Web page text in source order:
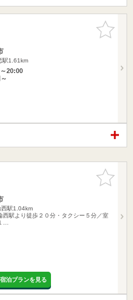
お気に入
りに追加
駅1.61km
20:00
お気に入
りに追加
西駅1.04km
西駅より徒歩２０分・タクシー５分／室
…
泊プランを見る